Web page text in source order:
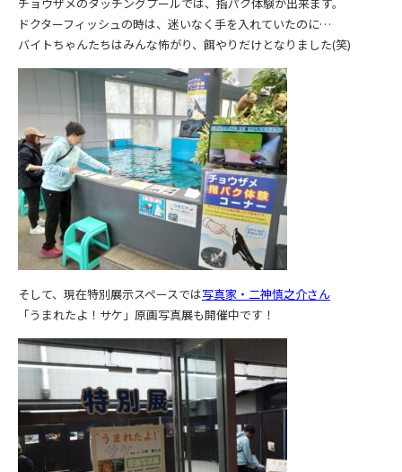
ドクターフィッシュの時は、迷いなく手を入れていたのに…
バイトちゃんたちはみんな怖がり、餌やりだけとなりました(笑)
そして、現在特別展示スペースでは写真家・二神慎之介さん
「うまれたよ！サケ」原画写真展も開催中です！